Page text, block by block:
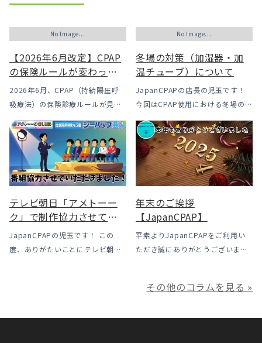
No Image...
【2026年6月改定】CPAP
の保険ルールが変わった
｜CPAPが使えなくなるか
も？変更のメリット・デ
う選択肢
2026年6月、CPAP（持続陽圧呼
吸療法）の保険診療ルールが見直
ルは下がった一方で、「続ける」
ための条件はこれまでより厳しく
なっています。この記事では、何
がどう変わったのかを患者様の立
場で […]
No Image...
冬場の対策（加湿器・加
温チューブ）について
JapanCPAPの店長の児玉です！
今回はCPAP使用における冬場のよ
露」についてのお話をさせて頂き
ます。 我々の拠点の北陸はCPAP
使用時に「乾燥・寒さ・結露」が
起こりやすい地域です、その […]
テレビ朝日「アメトーー
ク」で制作協力させてい
ただきました
JapanCPAPの児玉です！ この
度、ありがたいことにテレビ朝日
ク様は長い歴史があり、私も大
年末のご挨拶
【JapanCPAP】
平素よりJapanCPAPをご利用い
ただき誠にありがとうございま
利用いただき本当にありがとうご
満足いただけるサービスを提供さ
その他のコラムを見る »